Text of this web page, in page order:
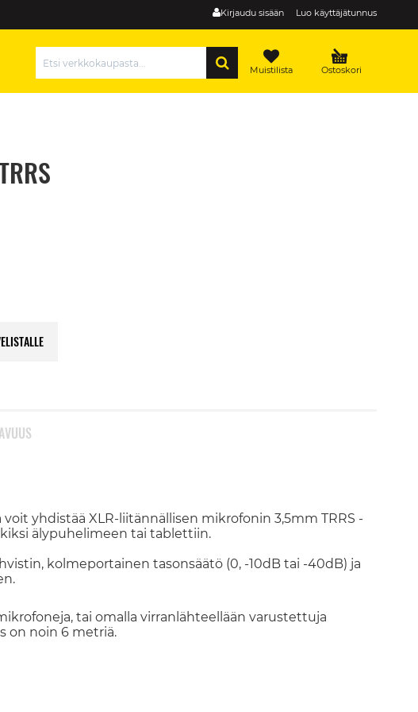
Kirjaudu sisään Luo käyttäjätunnus
Ostoskori
Muistilista
voit yhdistää XLR-liitännällisen mikrofonin 3,5mm TRRS -
älypuhelimeen tai tablettiin.
kolmeportainen tasonsäätö (0, -10dB tai -40dB) ja
tai omalla virranlähteellään varustettuja
on noin 6 metriä.